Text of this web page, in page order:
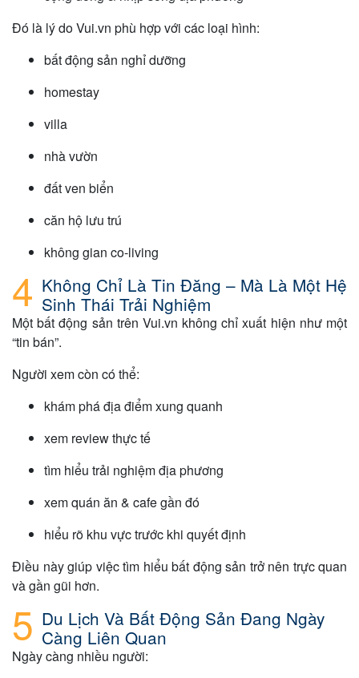
Đó là lý do Vui.vn phù hợp với các loại hình:
bất động sản nghỉ dưỡng
homestay
villa
nhà vườn
đất ven biển
căn hộ lưu trú
không gian co-living
Không Chỉ Là Tin Đăng – Mà Là Một Hệ
Sinh Thái Trải Nghiệm
Một bất động sản trên Vui.vn không chỉ xuất hiện như một
“tin bán”.
Người xem còn có thể:
khám phá địa điểm xung quanh
xem review thực tế
tìm hiểu trải nghiệm địa phương
xem quán ăn & cafe gần đó
hiểu rõ khu vực trước khi quyết định
Điều này giúp việc tìm hiểu bất động sản trở nên trực quan
và gần gũi hơn.
Du Lịch Và Bất Động Sản Đang Ngày
Càng Liên Quan
Ngày càng nhiều người: